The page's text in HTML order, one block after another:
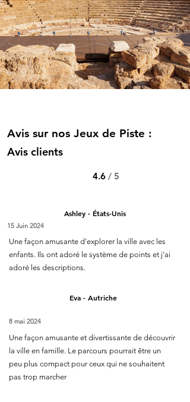
Avis sur nos Jeux de Piste :
Avis clients
4.6 / 5
Ashley - États-Unis
15 Juin 2024
Une façon amusante d'explorer la ville avec les
enfants. Ils ont adoré le système de points et j'ai
adoré les descriptions.
Eva - Autriche
8 mai 2024
Une façon amusante et divertissante de découvrir
la ville en famille. Le parcours pourrait être un
peu plus compact pour ceux qui ne souhaitent
pas trop marcher